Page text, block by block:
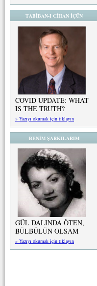
TABİBAN-I CİHAN İÇÜN
COVID UPDATE: WHAT
IS THE TRUTH?
» Yazıyı okumak için tıklayın
BENİM ŞARKILARIM
GÜL DALINDA ÖTEN,
BÜLBÜLÜN OLSAM
» Yazıyı okumak için tıklayın